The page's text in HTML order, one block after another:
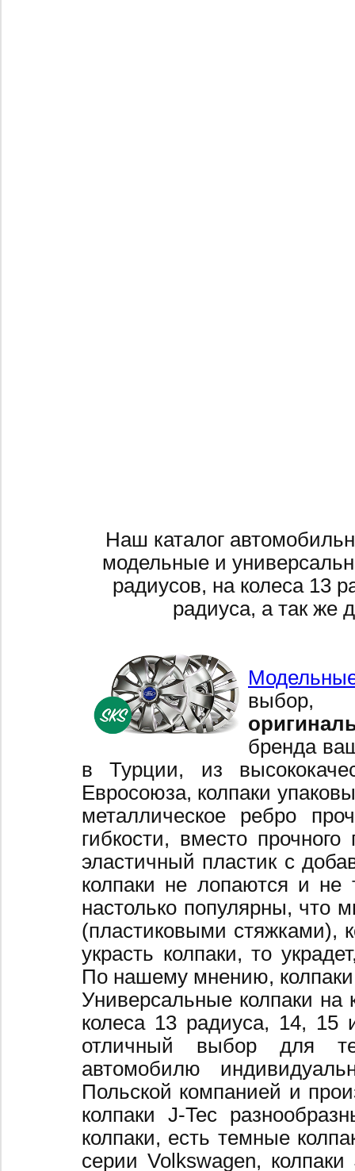
Наш каталог
модельные и
радиусов, на колеса 13
радиуса, а так же
выбор,
бренда
в Турции, из
Евросоюза, колпаки
металлическое ребро
гибкости, вместо
эластичный пластик с
колпаки не лопаются и не
настолько популярны, что
(пластиковыми стяжками),
украсть колпаки, то
По нашему мнению,
Универсальные колпаки
колеса 13 радиуса, 14,
отличный выбор для
автомобилю
Польской компанией и
колпаки J-Tec
колпаки, есть темные
серии Volkswagen,